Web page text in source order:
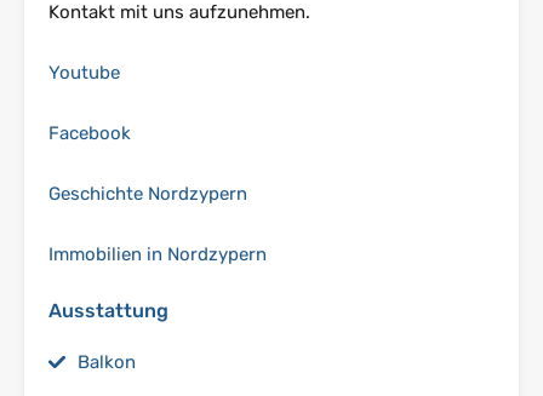
Kontakt mit uns aufzunehmen.
Youtube
Facebook
Geschichte Nordzypern
Immobilien in Nordzypern
Ausstattung
Balkon